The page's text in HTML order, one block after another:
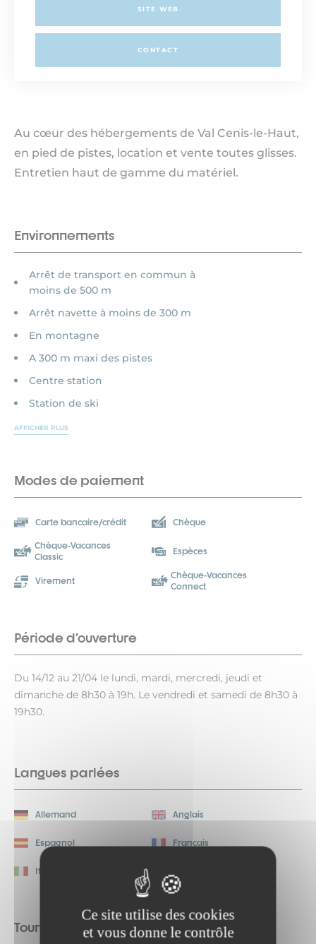
Ce site utilise des cookies
et vous donne le contrôle
Au cœur des hébergements de Val Cenis-le-Haut,
en pied de pistes, location et vente toutes glisses.
Entretien haut de gamme du matériel.
Environnements
Arrêt de transport en commun à
moins de 500 m
Arrêt navette à moins de 300 m
En montagne
A 300 m maxi des pistes
Centre station
Station de ski
AFFICHER PLUS
Modes de paiement
Carte bancaire/crédit Chèque
Chèque-Vacances
Classic
Espèces
Virement
Chèque-Vacances
Connect
Période d'ouverture
Du 14/12 au 21/04 le lundi, mardi, mercredi, jeudi et
dimanche de 8h30 à 19h. Le vendredi et samedi de 8h30 à
19h30.
Langues parlées
Allemand Anglais
Espagnol Français
Italien
Tourisme adapté
SITE WEB
CONTACT